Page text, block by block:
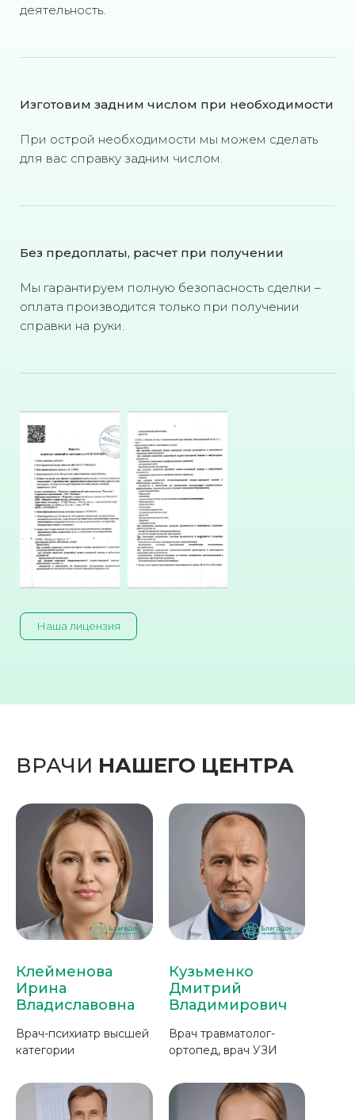
деятельность.
Изготовим задним числом при необходимости
При острой необходимости мы можем сделать
для вас справку задним числом.
Без предоплаты, расчет при получении
Мы гарантируем полную безопасность сделки –
оплата производится только при получении
справки на руки.
Наша лицензия
ВРАЧИ НАШЕГО ЦЕНТРА
Клейменова
Ирина
Владиславовна
Врач-психиатр высшей
категории
Кузьменко
Дмитрий
Владимирович
Врач травматолог-
ортопед, врач УЗИ